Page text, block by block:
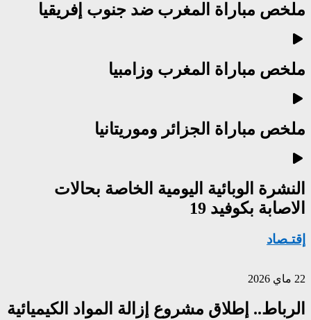
ملخص مباراة المغرب ضد جنوب إفريقيا
ملخص مباراة المغرب وزامبيا
ملخص مباراة الجزائر وموريتانيا
النشرة الوبائية اليومية الخاصة بحالات
الاصابة بكوفيد 19
إقتـصاد
22 ماي 2026
الرباط.. إطلاق مشروع إزالة المواد الكيميائية